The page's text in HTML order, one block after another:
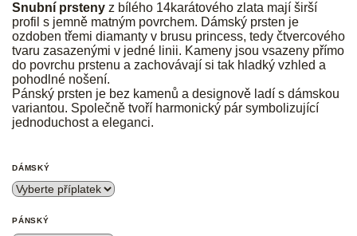
Snubní prsteny z bílého 14karátového zlata mají širší
profil s jemně matným povrchem. Dámský prsten je
ozdoben třemi diamanty v brusu princess, tedy čtvercového
tvaru zasazenými v jedné linii. Kameny jsou vsazeny přímo
do povrchu prstenu a zachovávají si tak hladký vzhled a
pohodlné nošení.
Pánský prsten je bez kamenů a designově ladí s dámskou
variantou. Společně tvoří harmonický pár symbolizující
jednoduchost a eleganci.
DÁMSKÝ
PÁNSKÝ